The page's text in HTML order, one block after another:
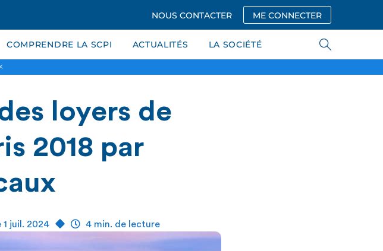
NOUS CONTACTER ME CONNECTER
COMPRENDRE LA SCPI ACTUALITÉS LA SOCIÉTÉ
loyers de
2018 par
1 juil. 2024 4 min. de lecture